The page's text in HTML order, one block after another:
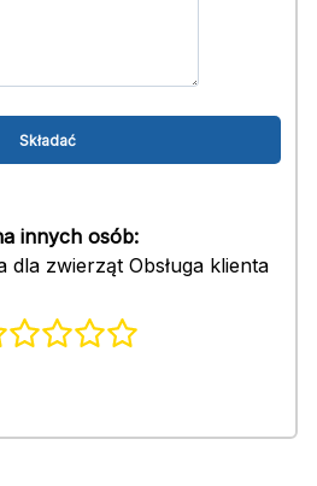
innych osób:
dla zwierząt Obsługa klienta